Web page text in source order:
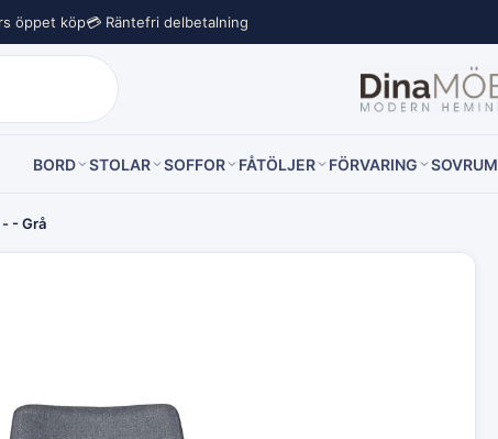
öppet köp💳 Räntefri delbetalning
BORD STOLAR SOFFOR FÅTÖLJER FÖRVARING SOVRUM
- Grå